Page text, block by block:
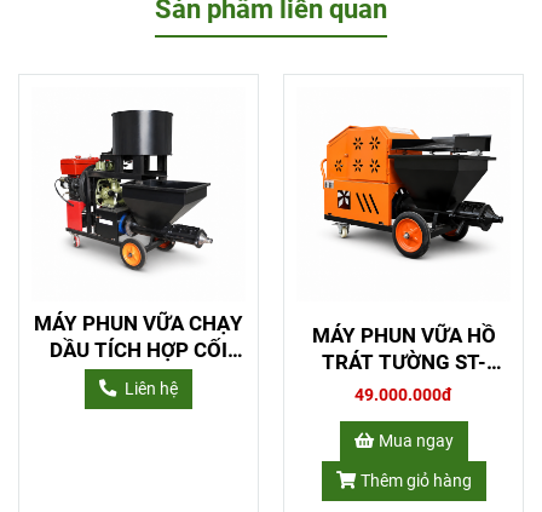
Sản phẩm liên quan
MÁY PHUN VỮA CHẠY
DẦU TÍCH HỢP CỐI
TRỘN 60AK-D
Liên hệ
MÁY PHUN VỮA HỒ
TRÁT TƯỜNG ST-
511SE
49.000.000đ
Mua ngay
Thêm giỏ hàng